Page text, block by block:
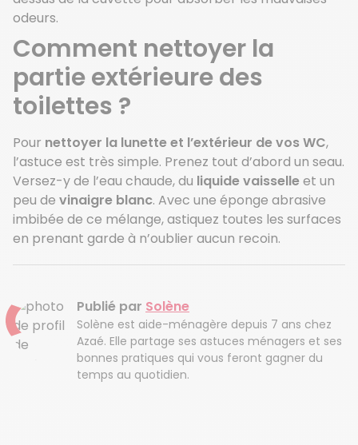
odeurs.
Comment nettoyer la
partie extérieure des
toilettes ?
Pour nettoyer la lunette et l’extérieur de vos WC,
l’astuce est très simple. Prenez tout d’abord un seau.
Versez-y de l’eau chaude, du liquide vaisselleet un
peu de vinaigre blanc. Avec une éponge abrasive
imbibée de ce mélange, astiquez toutes les surfaces
en prenant garde à n’oublier aucun recoin.
Publié par Solène
Solène est aide-ménagère depuis 7 ans chez
Azaé. Elle partage ses astuces ménagers et ses
bonnes pratiques qui vous feront gagner du
temps au quotidien.